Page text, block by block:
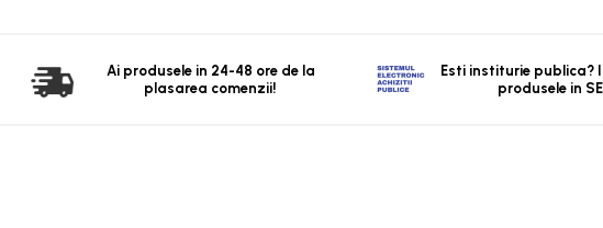
Ai produsele in 24-48 ore de la
plasarea comenzii!
Esti institurie publica?
produsele in